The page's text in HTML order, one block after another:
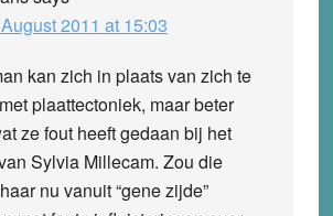
2011 at 15:03
kan zich in plaats van zich te
plaattectoniek, maar beter
ze fout heeft gedaan bij het
Sylvia Millecam. Zou die
nu vanuit “gene zijde”